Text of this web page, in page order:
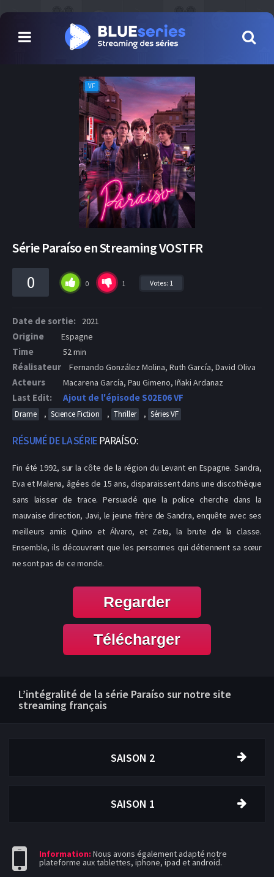
VF
Série Paraíso en Streaming VOSTFR
0 0 1 Votes: 1
Date de sortie: 2021
Origine Espagne
Time 52 min
Réalisateur Fernando González Molina, Ruth García, David Oliva
Acteurs Macarena García, Pau Gimeno, Iñaki Ardanaz
Last Edit: Ajout de l'épisode S02E06 VF
Drame , Science Fiction , Thriller , Séries VF
RÉSUMÉ DE LA SÉRIEPARAÍSO:
Fin été 1992, sur la côte de la région du Levant en Espagne. Sandra,
Eva et Malena, âgées de 15 ans, disparaissent dans une discothèque
sans laisser de trace. Persuadé que la police cherche dans la
mauvaise direction, Javi, le jeune frère de Sandra, enquête avec ses
meilleurs amis Quino et Álvaro, et Zeta, la brute de la classe.
Ensemble, ils découvrent que les personnes qui détiennent sa sœur
ne sont pas de ce monde.
Regarder
Télécharger
L’intégralité de la série Paraíso sur notre site
streaming français
SAISON 2
SAISON 1
Information: Nous avons également adapté notre
plateforme aux tablettes, iphone, ipad et android.